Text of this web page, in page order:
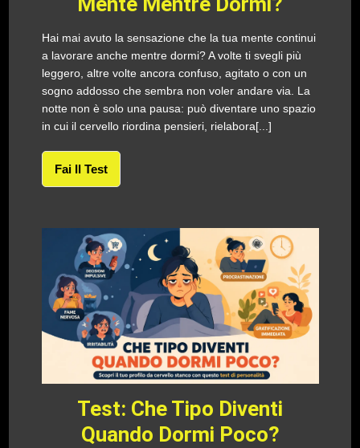
Hai mai avuto la sensazione che la tua mente continui
a lavorare anche mentre dormi? A volte ti svegli più
leggero, altre volte ancora confuso, agitato o con un
sogno addosso che sembra non voler andare via. La
notte non è solo una pausa: può diventare uno spazio
in cui il cervello riordina pensieri, rielabora[...]
Fai Il Test
Test: Che Tipo Diventi
Quando Dormi Poco?